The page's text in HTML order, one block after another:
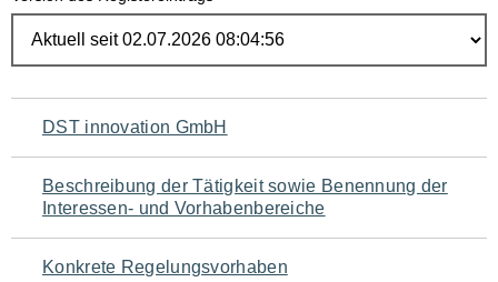
Navigation
für
den
Seiteninhalt
DST innovation GmbH
Beschreibung der Tätigkeit sowie Benennung der
Interessen- und Vorhabenbereiche
Konkrete Regelungsvorhaben